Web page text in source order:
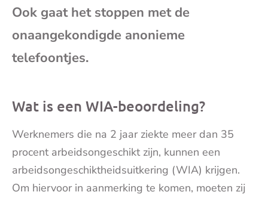
Ook gaat het stoppen met de
onaangekondigde anonieme
telefoontjes.
Wat is een WIA-beoordeling?
Werknemers die na 2 jaar ziekte meer dan 35
procent arbeidsongeschikt zijn, kunnen een
arbeidsongeschiktheidsuitkering (WIA) krijgen.
Om hiervoor in aanmerking te komen, moeten zij